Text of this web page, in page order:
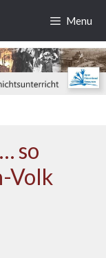
Menu
so
Volk